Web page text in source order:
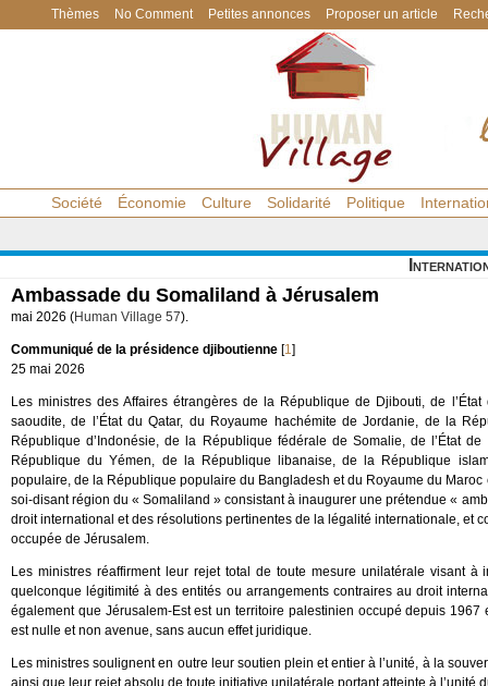
Thèmes No Comment Petites annonces Proposer un article
Société Économie Culture Solidarité Politique
Ambassade du Somaliland à Jérusalem
mai 2026 (Human Village 57).
Communiqué de la présidence djiboutienne [1]
25 mai 2026
Les ministres des Affaires étrangères de la République de Djibouti, de
saoudite, de l’État du Qatar, du Royaume hachémite de Jordanie, de la
République d’Indonésie, de la République fédérale de Somalie, de l’État
République du Yémen, de la République libanaise, de la République
populaire, de la République populaire du Bangladesh et du Royaume du
soi-disant région du « Somaliland » consistant à inaugurer une prétendue «
droit international et des résolutions pertinentes de la légalité internationale, et
occupée de Jérusalem.
Les ministres réaffirment leur rejet total de toute mesure unilatérale visant
quelconque légitimité à des entités ou arrangements contraires au droit
également que Jérusalem-Est est un territoire palestinien occupé depuis
est nulle et non avenue, sans aucun effet juridique.
Les ministres soulignent en outre leur soutien plein et entier à l’unité, à la
ainsi que leur rejet absolu de toute initiative unilatérale portant atteinte à l’unité